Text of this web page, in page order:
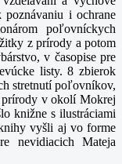
i ochrane
poľovníckych
z prírody a potom
v časopise pre
listy. 8 zbierok
stretnutí poľovníkov,
prírody v okolí Mokrej
knižne s ilustráciami
vyšli aj vo forme
nevidiacich Mateja